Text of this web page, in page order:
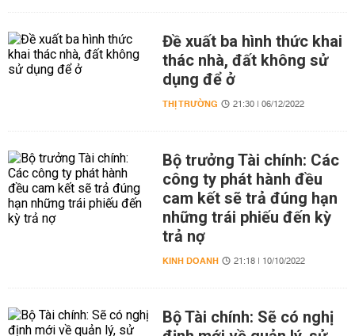
Đề xuất ba hình thức khai
thác nhà, đất không sử
dụng để ở
THỊ TRƯỜNG 21:30 | 06/12/2022
Bộ trưởng Tài chính: Các
công ty phát hành đều
cam kết sẽ trả đúng hạn
những trái phiếu đến kỳ
trả nợ
KINH DOANH 21:18 | 10/10/2022
Bộ Tài chính: Sẽ có nghị